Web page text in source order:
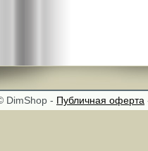
DimShop - Публичная оферта